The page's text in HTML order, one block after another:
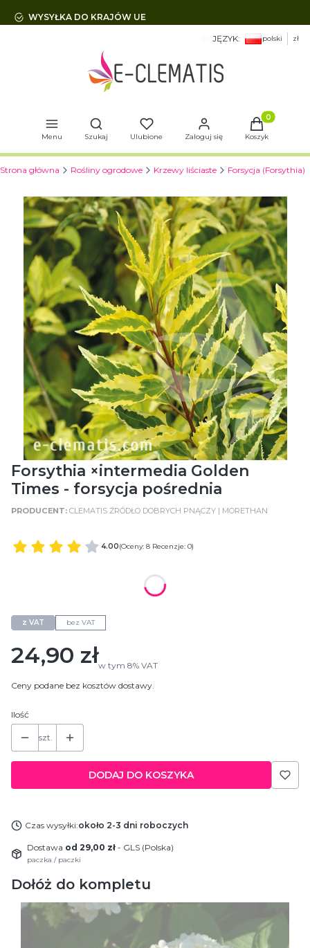
WYSYŁKA DO KRAJÓW UE
JĘZYK: polski zł
Menu
Otwórz wyszukiwarkę
Szukaj Ulubione Zaloguj się
Produkty
Koszyk
Strona główna Rośliny ogrodowe Krzewy liściaste Forsycja (Forsythia)
Forsythia ×intermedia Golden
Times - forsycja pośrednia
CLEMATIS ŹRÓDŁO DOBRYCH PNĄCZY | MORETHAN
4.00(Oceny: 8 Recenzje: 0)
z VAT bez VAT
Cena
24,90 złw tym 8% VAT
Ceny podane bez kosztów dostawy.
Ilość
szt.
DODAJ DO KOSZYKA
Czas wysyłki:około 2-3 dni roboczych
Dostawa od 29,00 zł - GLS (Polska)
paczka / paczki
Dołóż do kompletu